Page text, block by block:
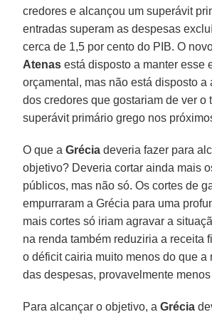
credores e alcançou um superávit
entradas superam as despesas
cerca de 1,5 por cento do PIB. O
Atenas está disposto a manter esse
orçamental, mas não está disposto a
dos credores que gostariam de ver o
superávit primário grego nos
O que aGrécia deveria fazer para
objetivo? Deveria cortar ainda mais
públicos, mas não só. Os cortes de
empurraram a Grécia para uma
mais cortes só iriam agravar a
na renda também reduziria a receita
o déficit cairia muito menos do que a
das despesas, provavelmente
Para alcançar o objetivo, aGrécia